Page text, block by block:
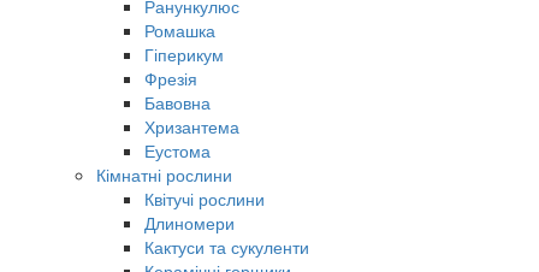
Ранункулюс
Ромашка
Гіперикум
Фрезія
Бавовна
Хризантема
Еустома
Кімнатні рослини
Квітучі рослини
Длиномери
Кактуси та сукуленти